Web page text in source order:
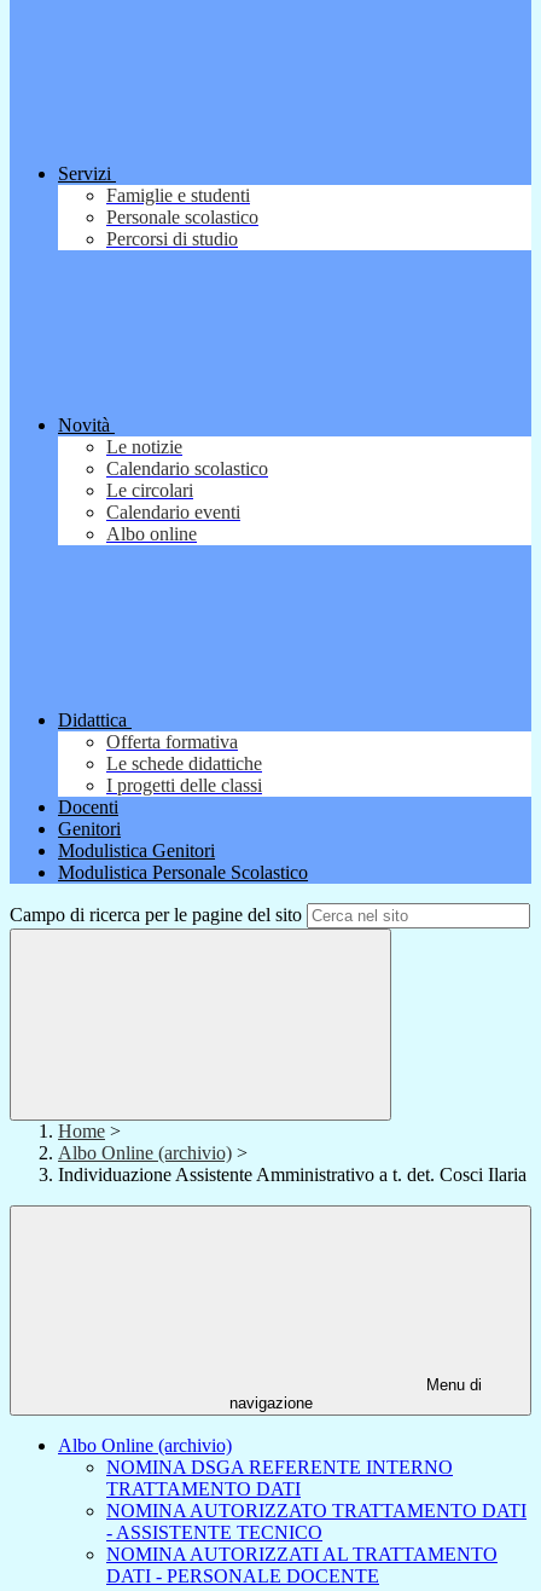
Servizi
Famiglie e studenti
Personale scolastico
Percorsi di studio
Novità
Le notizie
Calendario scolastico
Le circolari
Calendario eventi
Albo online
Didattica
Offerta formativa
Le schede didattiche
I progetti delle classi
Docenti
Genitori
Modulistica Genitori
Modulistica Personale Scolastico
Campo di ricerca per le pagine del sito
Home >
Albo Online (archivio) >
Individuazione Assistente Amministrativo a t. det. Cosci Ilaria
Menu di
navigazione
Albo Online (archivio)
NOMINA DSGA REFERENTE INTERNO
TRATTAMENTO DATI
NOMINA AUTORIZZATO TRATTAMENTO DATI
- ASSISTENTE TECNICO
NOMINA AUTORIZZATI AL TRATTAMENTO
DATI - PERSONALE DOCENTE